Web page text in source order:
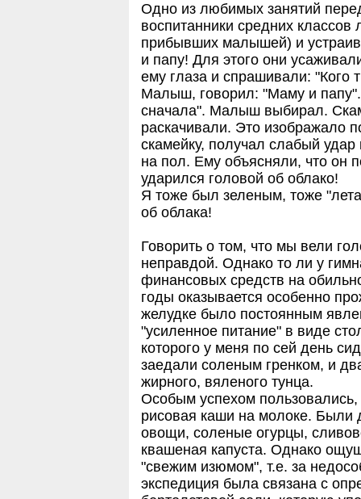
Одно из любимых занятий
воспитанники средних
прибывших малышей) и
и папу! Для этого они
ему глаза и спрашивали: "Кого
Малыш, говорил: "Маму и
сначала". Малыш выбирал.
раскачивали. Это изображало
скамейку, получал слабый удар
на пол. Ему объясняли, что он
ударился головой об облако!
Я тоже был зеленым, тоже
об облака!
Говорить о том, что мы вели
неправдой. Однако то ли у
финансовых средств на
годы оказывается особенно
желудке было постоянным
"усиленное питание" в виде
которого у меня по сей день
заедали соленым гренком, и
жирного, вяленого тунца.
Особым успехом
рисовая каши на молоке.
овощи, соленые огурцы,
квашеная капуста. Однако
"свежим изюмом", т.е. за
экспедиция была связана с